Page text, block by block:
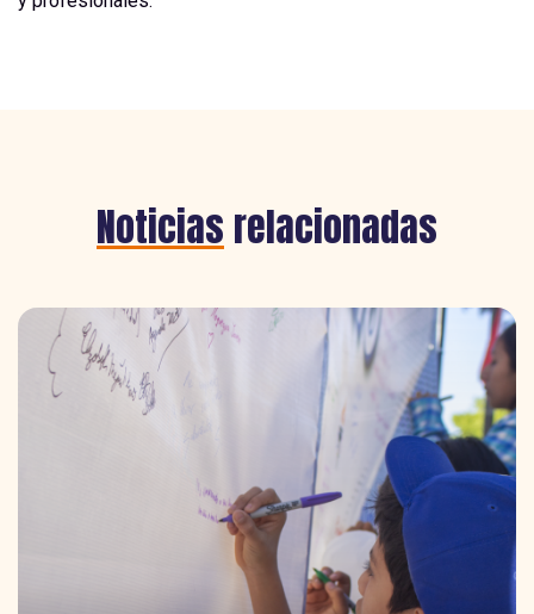
Noticias relacionadas